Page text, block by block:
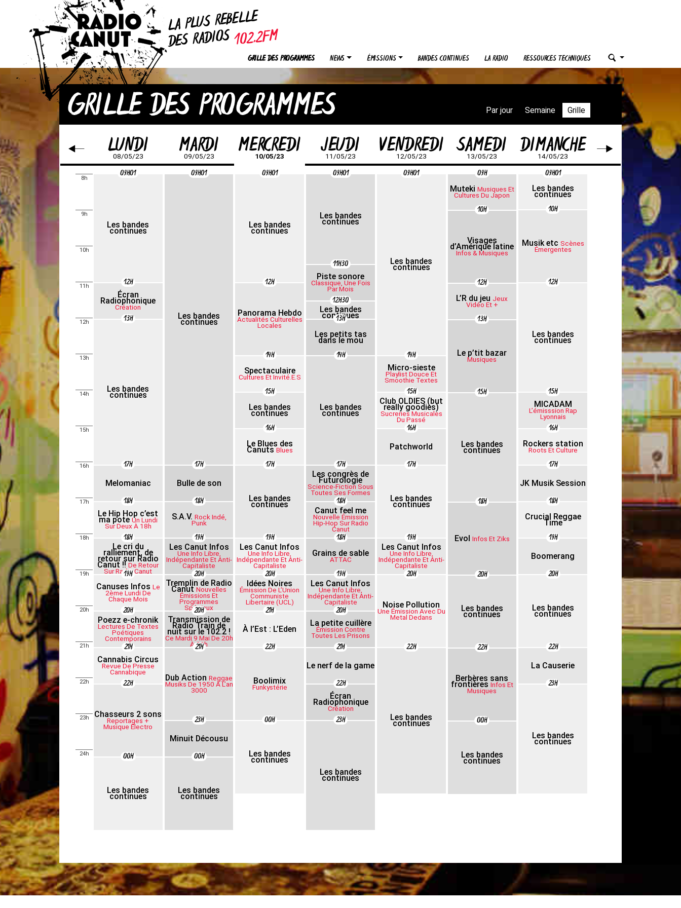
LA PLUSREBELLE
DES RADIOS
GRILLE DES PROGRAMMES NEWS ÉMISSIONS BANDES CONTINUES LA RADIO RESSOURCES TECHNIQUES
GRILLE DES PROGRAMMES Par jour Semaine Grille
LUNDI
08/05/23 MARDI
09/05/23 MERCREDI
10/05/23 JEUDI
11/05/23 VENDREDI
12/05/23 SAMEDI
13/05/23 DIMANCHE
14/05/23
8h
9h
10h
11h
12h
13h
14h
15h
16h
17h
18h
19h
20h
21h
22h
23h
24h
09H01
Les bandes
continues
12H
Écran
Radiophonique
Création
13H
Les bandes
continues
17H
Melomaniac
18H
Le Hip Hop c’est
ma pote Un Lundi
Sur Deux À 18h
18H
Le cri du
ralliement, de
retour sur Radio
Canut !! De Retour
Sur Radio Canut
19H
Canuses Infos Le
2ème Lundi De
Chaque Mois
20H
Poezz e-chronik
Lectures De Textes
Poétiques
Contemporains
21H
Cannabis Circus
Revue De Presse
Cannabique
22H
Chasseurs 2 sons
Reportages +
Musique Electro
00H
Les bandes
continues
09H01
Les bandes
continues
17H
Bulle de son
18H
S.A.V. Rock Indé,
Punk
19H
Les Canut Infos
Une Info Libre,
Indépendante Et Anti-
Capitaliste
20H
Tremplin de Radio
Canut Nouvelles
Émissions Et
Programmes
Spéciaux
20H
Transmission de
Radio Train de
nuit sur le 102.2 !
Ce Mardi 9 Mai De 20h
À 21h
21H
Dub Action Reggae
Musiks De 1950 À L’an
3000
23H
Minuit Décousu
00H
Les bandes
continues
09H01
Les bandes
continues
12H
Panorama Hebdo
Actualités Culturelles
Locales
14H
Spectaculaire
Cultures Et Invité.e.s
15H
Les bandes
continues
16H
Le Blues des
Canuts Blues
17H
Les bandes
continues
19H
Les Canut Infos
Une Info Libre,
Indépendante Et Anti-
Capitaliste
20H
Idées Noires
Émission De L’Union
Communiste
Libertaire (UCL)
21H
À l’Est : L’Eden
22H
Boolimix
Funkystérie
00H
Les bandes
continues
09H01
Les bandes
continues
11H30
Piste sonore
Classique, Une Fois
Par Mois
12H30
Les bandes
continues
13H
Les petits tas
dans le mou
14H
Les bandes
continues
17H
Les congrès de
Futurologie
Science-Fiction Sous
Toutes Ses Formes
18H
Canut feel me
Nouvelle Émission
Hip-Hop Sur Radio
Canut
18H
Grains de sable
ATTAC
19H
Les Canut Infos
Une Info Libre,
Indépendante Et Anti-
Capitaliste
20H
La petite cuillère
Émission Contre
Toutes Les Prisons
21H
Le nerf de la game
22H
Écran
Radiophonique
Création
23H
Les bandes
continues
09H01
Les bandes
continues
14H
Micro-sieste
Playlist Douce Et
Smoothie Textes
15H
Club OLDIES (but
really goodies)
Sucreries Musicales
Du Passé
16H
Patchworld
17H
Les bandes
continues
19H
Les Canut Infos
Une Info Libre,
Indépendante Et Anti-
Capitaliste
20H
Noise Pollution
Une Émission Avec Du
Metal Dedans
22H
Les bandes
continues
09H
Muteki Musiques Et
Cultures Du Japon
10H
Visages
d’Amérique latine
Infos & Musiques
12H
L’R du jeu Jeux
Vidéo Et +
13H
Le p’tit bazar
Musiques
15H
Les bandes
continues
18H
Evol Infos Et Ziks
20H
Les bandes
continues
22H
Berbères sans
frontières Infos Et
Musiques
00H
Les bandes
continues
09H01
Les bandes
continues
10H
Musik etc Scènes
Émergentes
12H
Les bandes
continues
15H
MICADAM
L’émisssion Rap
Lyonnais
16H
Rockers station
Roots Et Culture
17H
JK Musik Session
18H
Crucial Reggae
Time
19H
Boomerang
20H
Les bandes
continues
22H
La Causerie
23H
Les bandes
continues